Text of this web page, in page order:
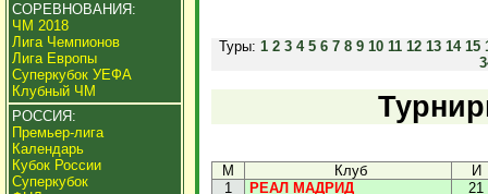
СОРЕВНОВАНИЯ:
ЧМ 2018
Лига Чемпионов
Лига Европы
Суперкубок УЕФА
Клубный ЧМ
РОССИЯ:
Премьер-лига
Календарь
Кубок России
Суперкубок
Туры: 1 2 3 4 5 6 7 8 9 10 11 12 13 14 15
М Клуб
И
1
РЕАЛ МАДРИД
21